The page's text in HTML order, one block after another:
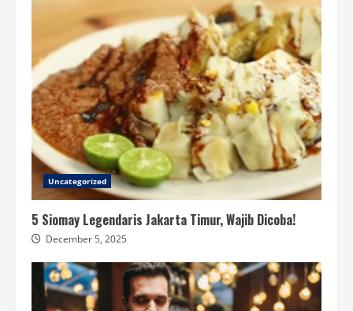
Uncategorized
5 Siomay Legendaris Jakarta Timur, Wajib Dicoba!
December 5, 2025